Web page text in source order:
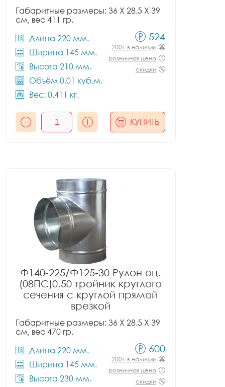
Габаритные размеры: 36 X 28.5 X 39
см, вес 411 гр.
Длина 220 мм.
Ширина 145 мм.
Высота 210 мм.
Объём 0.01 куб.м.
Вес: 0.411 кг.
524
200+ в наличии
розничная цена
скидки
КУПИТЬ
Ф140-225/Ф125-30 Рулон оц.
(08ПС)0.50 тройник круглого
сечения с круглой прямой
врезкой
Габаритные размеры: 36 X 28.5 X 39
см, вес 470 гр.
Длина 220 мм.
Ширина 145 мм.
Высота 230 мм.
600
200+ в наличии
розничная цена
скидки